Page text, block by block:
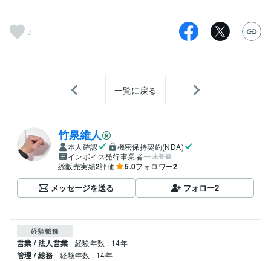
2
一覧に戻る
竹泉維人
本人確認
機密保持契約(NDA)
インボイス発行事業者
未登録
総販売実績2評価 5.0フォロワー2
メッセージを送る フォロー2
経験職種
営業 / 法人営業 経験年数 : 14年
管理 / 総務 経験年数 : 14年